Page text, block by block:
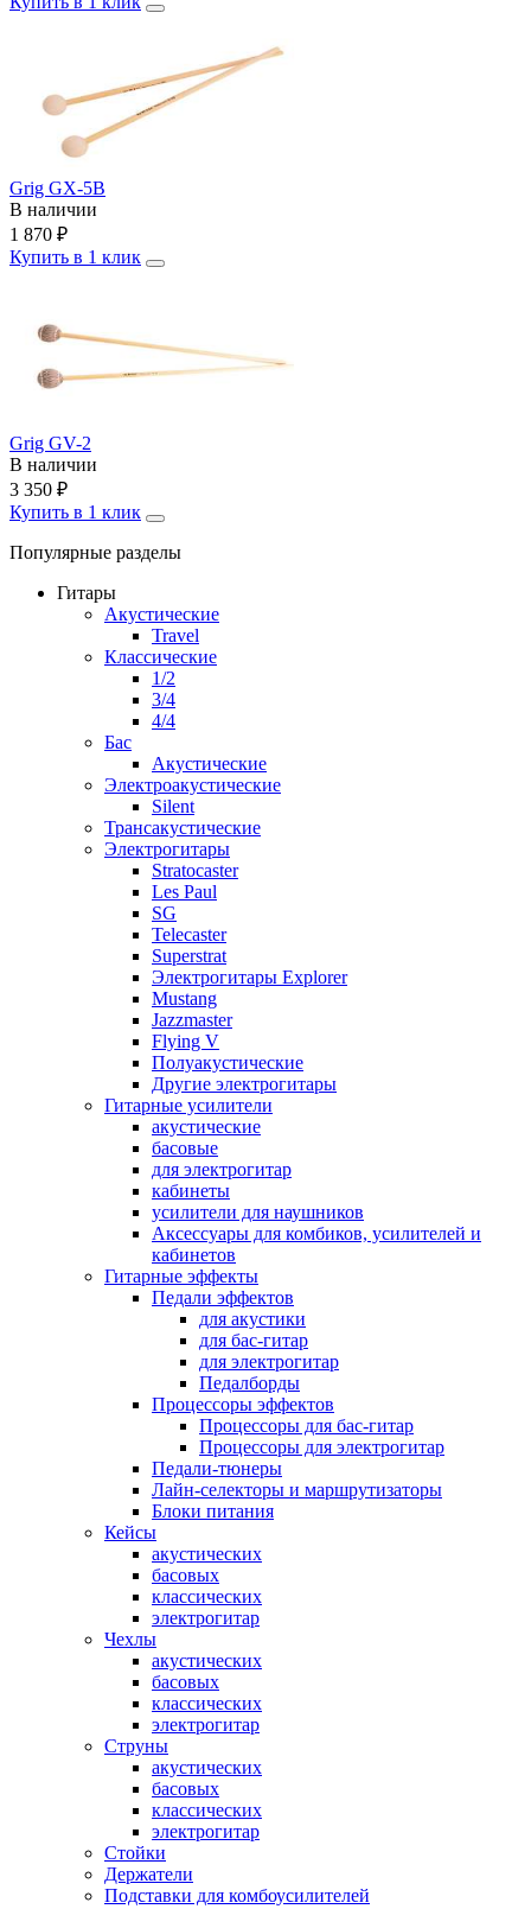
Grig GX-5B
В наличии
1 870 ₽
Купить в 1 клик
Grig GV-2
В наличии
3 350 ₽
Купить в 1 клик
Популярные разделы
Гитары
Акустические
Travel
Классические
1/2
3/4
4/4
Бас
Акустические
Электроакустические
Silent
Трансакустические
Электрогитары
Stratocaster
Les Paul
SG
Telecaster
Superstrat
Электрогитары Explorer
Mustang
Jazzmaster
Flying V
Полуакустические
Другие электрогитары
Гитарные усилители
акустические
басовые
для электрогитар
кабинеты
усилители для наушников
Аксессуары для комбиков, усилителей и
кабинетов
Гитарные эффекты
Педали эффектов
для акустики
для бас-гитар
для электрогитар
Педалборды
Процессоры эффектов
Процессоры для бас-гитар
Процессоры для электрогитар
Педали-тюнеры
Лайн-селекторы и маршрутизаторы
Блоки питания
Кейсы
акустических
басовых
классических
электрогитар
Чехлы
акустических
басовых
классических
электрогитар
Струны
акустических
басовых
классических
электрогитар
Стойки
Держатели
Подставки для комбоусилителей